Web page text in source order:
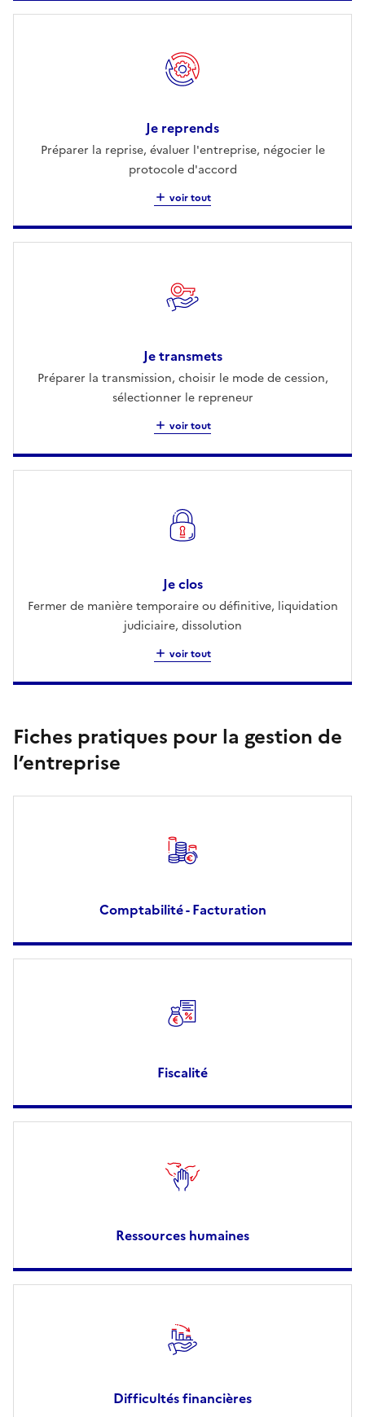
Je reprends
Préparer la reprise, évaluer l'entreprise, négocier le
protocole d'accord
voir tout
Je transmets
Préparer la transmission, choisir le mode de cession,
sélectionner le repreneur
voir tout
Je clos
Fermer de manière temporaire ou définitive, liquidation
judiciaire, dissolution
voir tout
Fiches pratiques pour la gestion de
l’entreprise
Comptabilité - Facturation
Fiscalité
Ressources humaines
Difficultés financières